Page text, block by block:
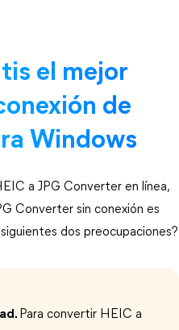
el mejor
de
Windows
a JPG Converter en línea,
Converter sin conexión es
dos preocupaciones?
Para convertir HEIC a